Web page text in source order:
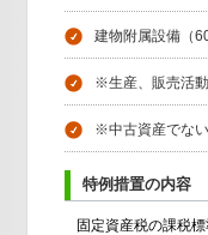
建物附属設備（
※生産、販売活
※中古資産でな
特例措置の内容
固定資産税の課税